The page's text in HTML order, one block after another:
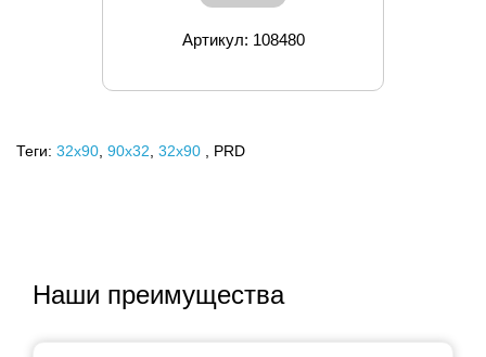
Артикул: 108480
Теги: 32x90 90х32 32х90 , PRD
Наши преимущества